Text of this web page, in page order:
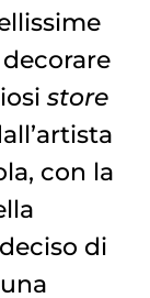
store
con la
di